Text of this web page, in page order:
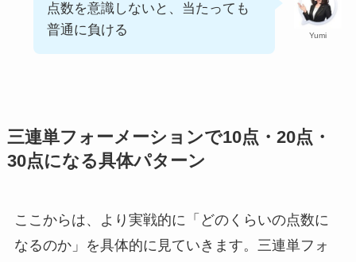
Yumi
点数を意識しないと、当たっても
普通に負ける
三連単フォーメーションで10点・20点・
30点になる具体パターン
ここからは、より実戦的に「どのくらいの点数に
なるのか」を具体的に見ていきます。三連単フォ